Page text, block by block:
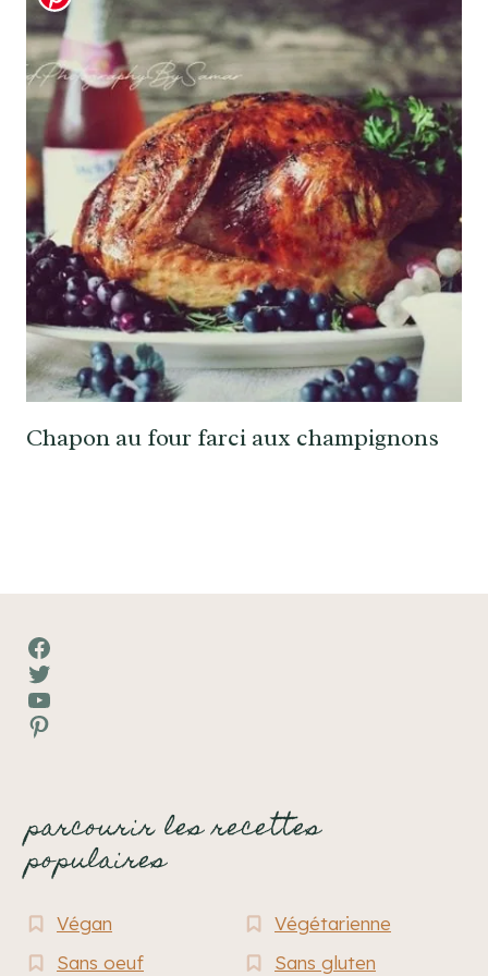
Chapon au four farci aux champignons
Facebook
Twitter
YouTube
Pinterest
parcourir les recettes
populaires
Végan
Végétarienne
Sans oeuf
Sans gluten